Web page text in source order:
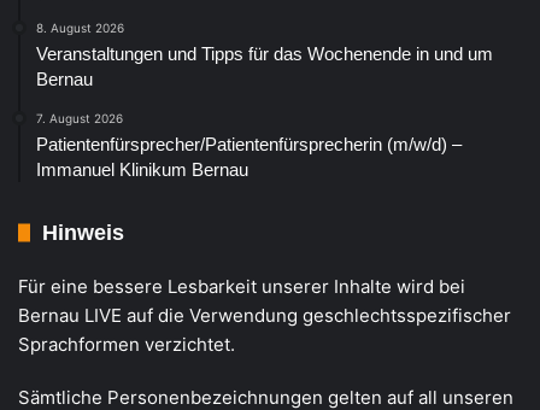
8. August 2026
Veranstaltungen und Tipps für das Wochenende in und um
Bernau
7. August 2026
Patientenfürsprecher/Patientenfürsprecherin (m/w/d) –
Immanuel Klinikum Bernau
Hinweis
Für eine bessere Lesbarkeit unserer Inhalte wird bei
Bernau LIVE auf die Verwendung geschlechtsspezifischer
Sprachformen verzichtet.
Sämtliche Personenbezeichnungen gelten auf all unseren